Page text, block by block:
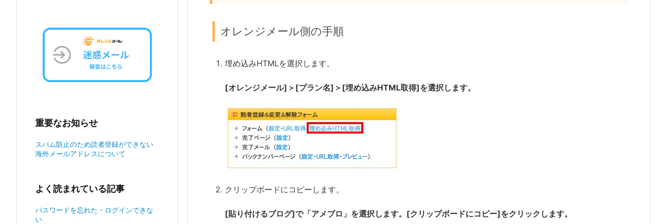
オレンジメール側の手順
埋め込みHTMLを選択します。
[オレンジメール]＞[プラン名]＞[埋め込みHTML取得]を選択します。
クリップボードにコピーします。
[貼り付けるブログ]で「アメブロ」を選択します。[クリップボードにコピー]をクリックします。
重要なお知らせ
スパム防止のため読者登録ができない
海外メールアドレスについて
よく読まれている記事
パスワードを忘れた・ログインできな
い